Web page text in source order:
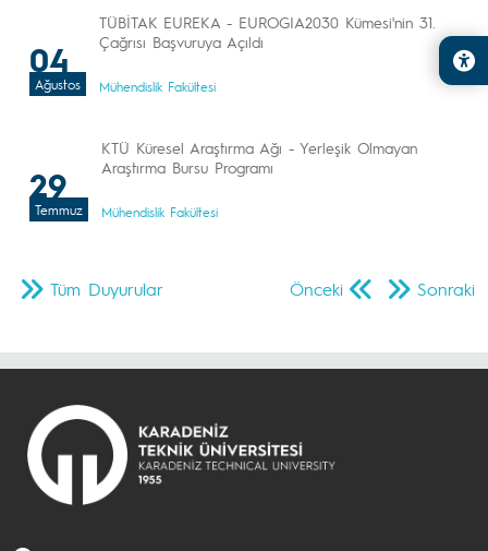
04
Ağustos
TÜBİTAK EUREKA - EUROGIA2030 Kümesi'nin 31.
Çağrısı Başvuruya Açıldı
Mühendislik Fakültesi
29
Temmuz
KTÜ Küresel Araştırma Ağı - Yerleşik Olmayan
Araştırma Bursu Programı
Mühendislik Fakültesi
Önceki Sonraki
Tüm Duyurular